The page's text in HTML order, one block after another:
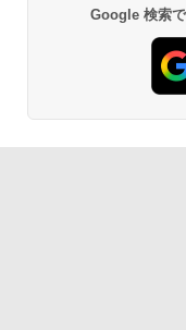
Google 検索